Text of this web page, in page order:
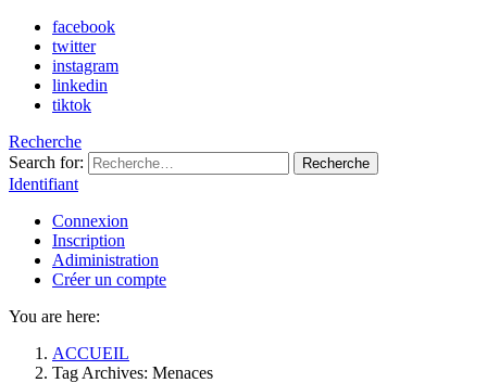
facebook
twitter
instagram
linkedin
tiktok
Recherche
Search for:
Recherche
Identifiant
Connexion
Inscription
Adiministration
Créer un compte
You are here:
ACCUEIL
Tag Archives: Menaces